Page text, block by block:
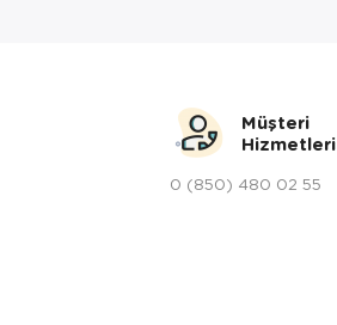
Müşteri
Hizmetleri
0 (850) 480 02 55